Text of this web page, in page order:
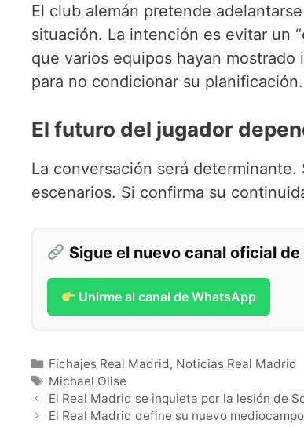
El club alemán pretende
situación. La intención es evitar un
que varios equipos hayan
para no condicionar su planificación.
El futuro del jugador
La conversación será
escenarios. Si confirma su
Sigue el nuevo canal oficial
Unirme al canal de WhatsApp
Categorías
Fichajes Real Madrid, Noticias Real Madrid
Etiquetas
Michael Olise
El Real Madrid se inquieta por la lesión de
El Real Madrid define su nuevo